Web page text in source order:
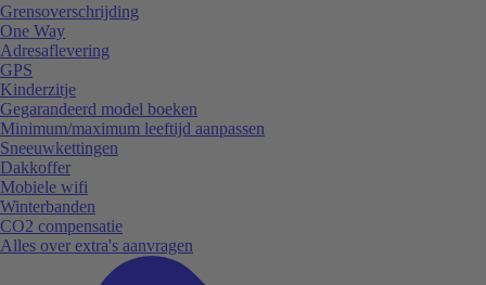
Grensoverschrijding
One Way
Adresaflevering
GPS
Kinderzitje
Gegarandeerd model boeken
Minimum/maximum leeftijd aanpassen
Sneeuwkettingen
Dakkoffer
Mobiele wifi
Winterbanden
CO2 compensatie
Alles over extra's aanvragen